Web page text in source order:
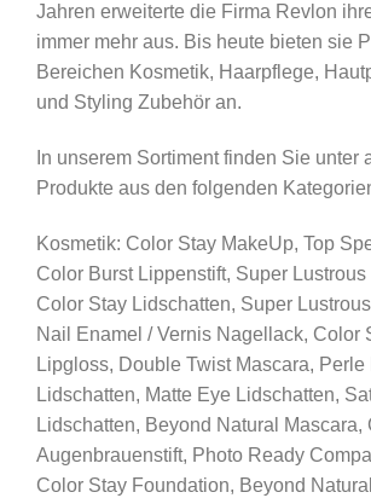
Jahren erweiterte die Firma Revlon
immer mehr aus. Bis heute bieten sie
Bereichen Kosmetik, Haarpflege,
und Styling Zubehör an.
In unserem Sortiment finden Sie unter
Produkte aus den folgenden
Kosmetik: Color Stay MakeUp, Top
Color Burst Lippenstift, Super Lustrous
Color Stay Lidschatten, Super
Nail Enamel / Vernis Nagellack, Color
Lipgloss, Double Twist Mascara, Perle
Lidschatten, Matte Eye Lidschatten,
Lidschatten, Beyond Natural Mascara,
Augenbrauenstift, Photo Ready
Color Stay Foundation, Beyond